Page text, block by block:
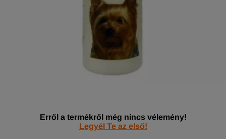
Erről a termékről még nincs vélemény!
Legyél Te az első!